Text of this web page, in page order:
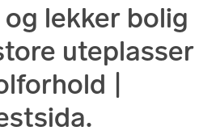
lekker bolig
uteplasser
|